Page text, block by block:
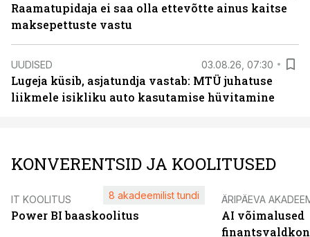
Raamatupidaja ei saa olla ettevõtte ainus kaitse
maksepettuste vastu
UUDISED 03.08.26, 07:30
Lugeja küsib, asjatundja vastab: MTÜ juhatuse
liikmele isikliku auto kasutamise hüvitamine
KONVERENTSID JA KOOLITUSED
IT KOOLITUS
Power BI baaskoolitus
8 akadeemilist tundi ÄRIPÄEVA
AI võimalused